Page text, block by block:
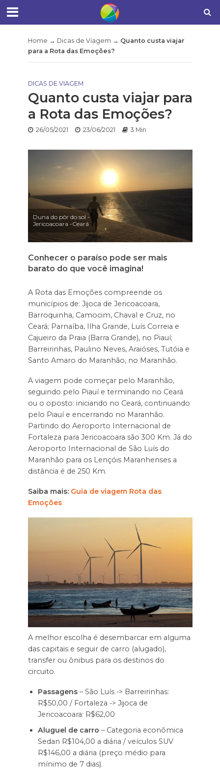
Home → Dicas de Viagem → Quanto custa viajar
para a Rota das Emoções?
DICAS DE VIAGEM
Quanto custa viajar para
a Rota das Emoções?
26/05/2021 23/06/2021 3 Min
Duna do pôr do sol -
Jericoacoara -Ceará
Conhecer o paraíso pode ser mais
barato do que você imagina!
A Rota das Emoções compreende os
municípios de: Jijoca de Jericoacoara,
Barroquinha, Camocim, Chaval e Cruz, no
Ceará; Parnaíba, Ilha Grande, Luís Correia e
Cajueiro da Praia (Barra Grande), no Piauí;
Barreirinhas, Paulino Neves, Araióses, Tutóia e
Santo Amaro do Maranhão, no Maranhão.
A viagem pode começar pelo Maranhão,
seguindo pelo Piauí e terminando no Ceará
ou o oposto: iniciando no Ceará, continuando
pelo Piauí e encerrando no Maranhão.
Partindo do Aeroporto Internacional de
Fortaleza para Jericoacoara são 300 Km. Já do
Aeroporto Internacional de São Luís do
Maranhão para os Lençóis Maranhenses a
distância é de 250 Km.
Saiba mais: Guia de viagem Rota das
Emoções
A melhor escolha é desembarcar em alguma
das capitais e seguir de carro (alugado),
transfer ou ônibus para os destinos do
circuito.
Passagens– São Luís -> Barreirinhas:
R$50,00 / Fortaleza -> Jijoca de
Jericoacoara: R$62,00
Aluguel de carro – Categoria econômica
Sedan R$104,00 a diária / veículos SUV
R$146,00 a diária (preço médio para
mínimo de 7 dias).